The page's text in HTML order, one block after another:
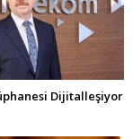
Dijitalleşiyor